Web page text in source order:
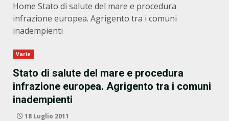
Home Stato di salute del mare e procedura
infrazione europea. Agrigento tra i comuni
inadempienti
Varie
Stato di salute del mare e procedura
infrazione europea. Agrigento tra i comuni
inadempienti
18 Luglio 2011